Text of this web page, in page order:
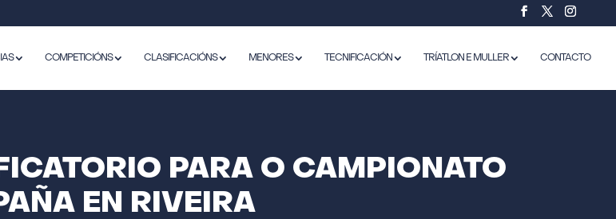
COMPETICIÓNS CLASIFICACIÓNS MENORES TECNIFICACIÓN TRÍATLON E MULLER CONTACTO
PARA O CAMPIONATO
EN RIVEIRA